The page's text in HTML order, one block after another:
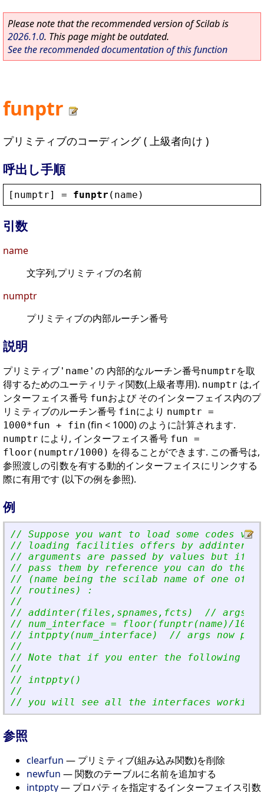
Please note that the recommended version of Scilab is
2026.1.0. This page might be outdated.
See the recommended documentation of this function
funptr
プリミティブのコーディング ( 上級者向け )
呼出し手順
[ numptr] = funptr ( name )
引数
name
文字列,プリミティブの名前
numptr
プリミティブの内部ルーチン番号
説明
プリミティブ 'name' の 内部的なルーチン番号numptrを取
得するためのユーティリティ関数(上級者専用). numptr は,イ
ンターフェイス番号 funおよび そのインターフェイス内のプ
リミティブのルーチン番号 finにより numptr =
1000*fun + fin (fin < 1000) のように計算されます.
numptr により, インターフェイス番号 fun =
floor(numptr/1000) を得ることができます. この番号は,
参照渡しの引数を有する動的インターフェイスにリンクする
際に有用です (以下の例を参照).
例
// Suppose you want to load some codes via
// loading facilities offers by addinter.
// arguments are passed by values but if
// pass them by reference you can do the
// (name being the scilab name of one of
// routines) :
//
// addinter(files,spnames,fcts)  // args
// num_interface = floor(funptr(name)/1000)
// intppty(num_interface)  // args now
//
// Note that if you enter the following
//
// intppty()
//
// you will see all the interfaces working
参照
clearfun — プリミティブ(組み込み関数)を削除
newfun — 関数のテーブルに名前を追加する
intppty— プロパティを指定するインターフェイス引数